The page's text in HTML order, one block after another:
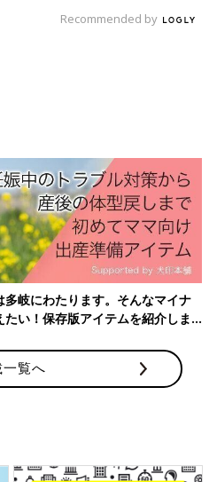
じています。
を制限していることをとても心
らも「オンライン面会で家族がつ
ッとした」「赤ちゃんを見た家
と、やってよかったと思える」
な声が届いていますか？
禁止の時期は、ママやパパにと
ママやパパは抱っこできません
ミルクをあげて大切にかわいが
を注いでくれている人がいると
ぎ、気持ちを落ち着かせること
Recommended by
岐にわたります。そんなマイナ
い！保存版アイテムを紹介しま
覧へ